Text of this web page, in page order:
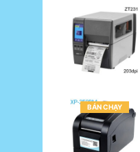
BÁN CHẠY